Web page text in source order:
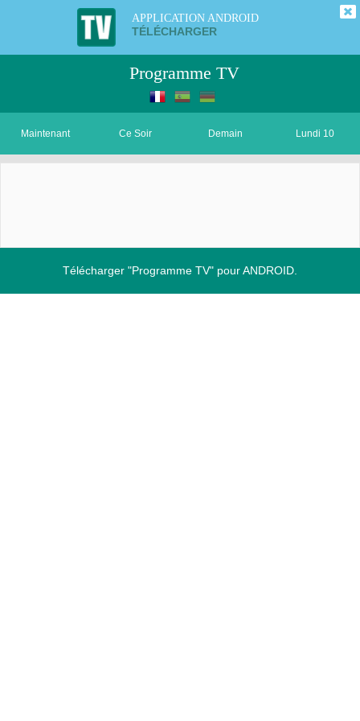
APPLICATION ANDROID
TÉLÉCHARGER
Programme TV
Maintenant Ce Soir Demain Lundi 10
Télécharger "Programme TV" pour ANDROID.